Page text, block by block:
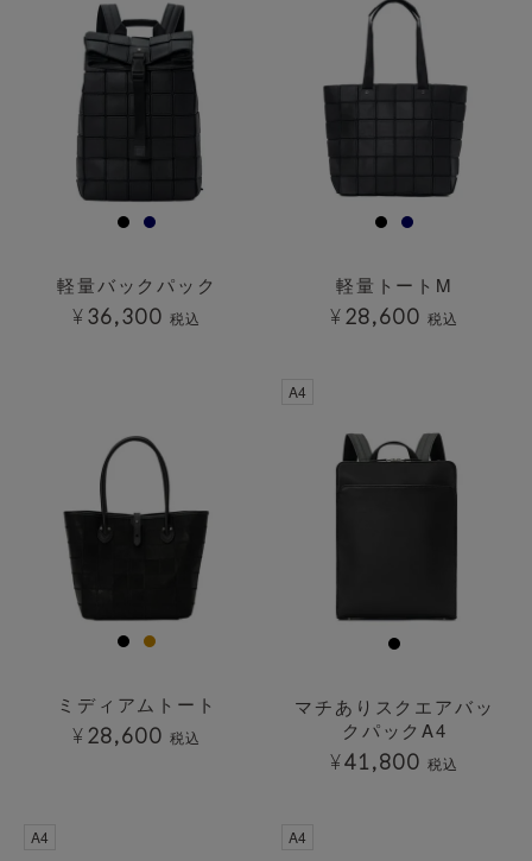
軽量バックパック
¥36,300 税込
軽量トートM
¥ 28,600 税込
ミディアムトート
¥ 28,600 税込
A4
マチありスクエアバッ
クパックA4
¥41,800 税込
A4 A4